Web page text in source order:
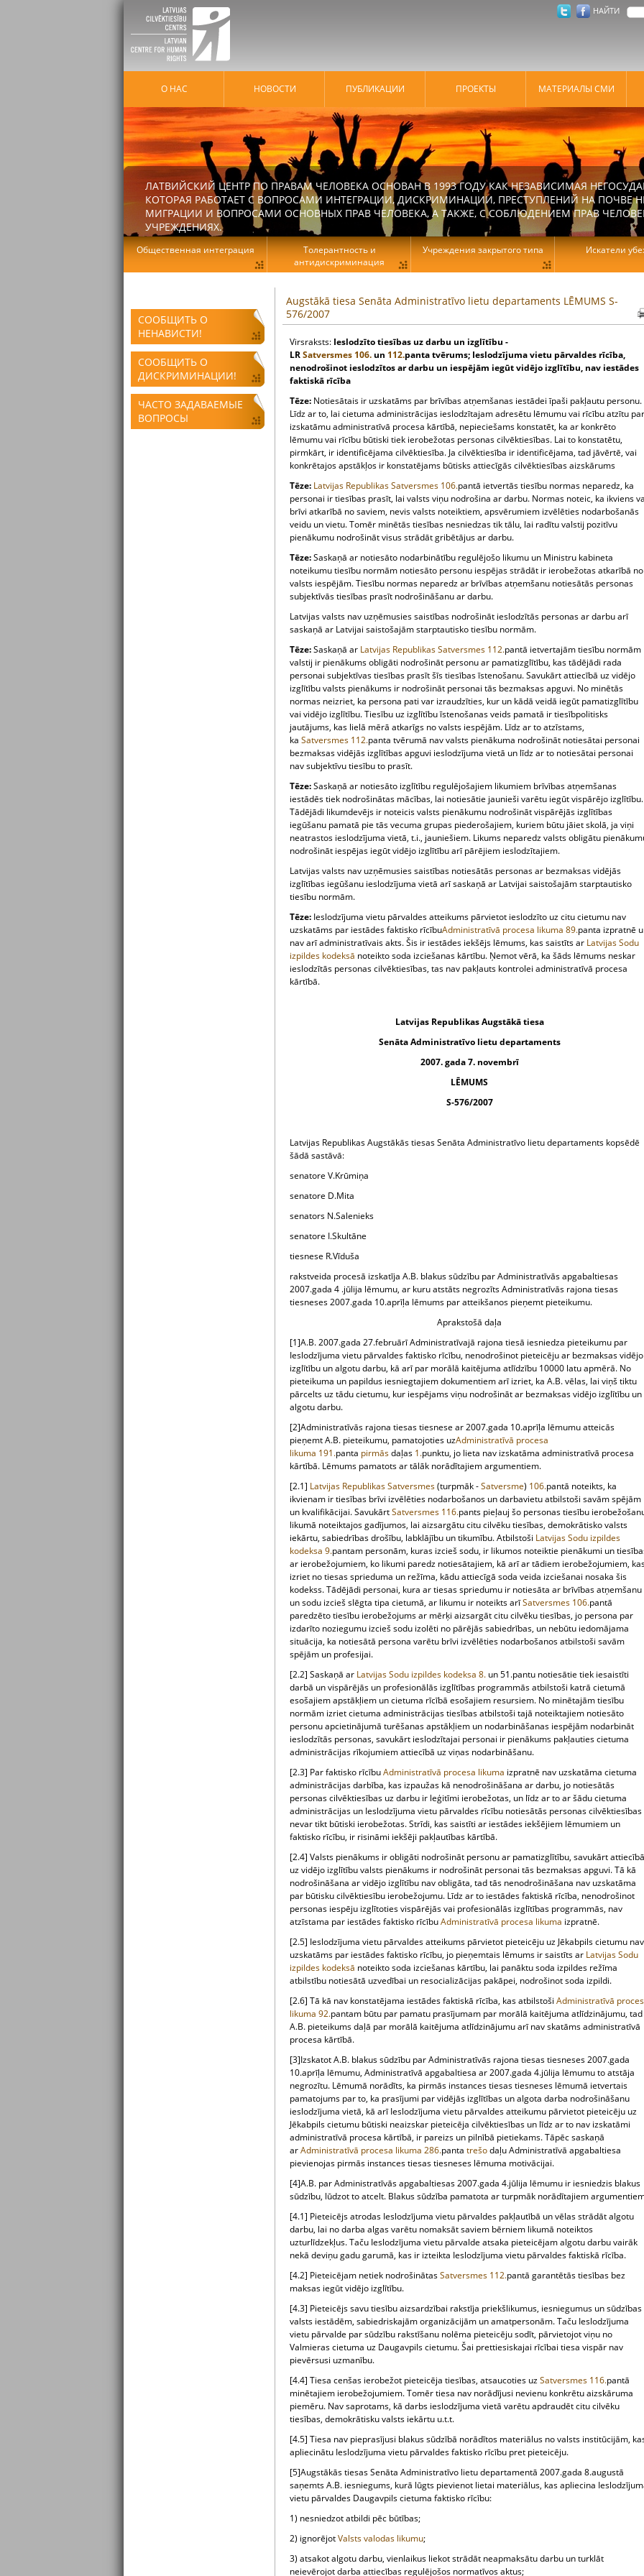
СООБЩИТЬ О
НЕНАВИСТИ!
СООБЩИТЬ О
ДИСКРИМИНАЦИИ!
ЧАСТО ЗАДАВАЕМЫЕ
ВОПРОСЫ
Augstākā tiesa Senāta Administratīvo lietu departaments LĒMUMS S-
576/2007
Virsraksts: Ieslodzīto tiesības uz darbu un izglītību -
LRSatversmes 106.un 112.panta tvērums; Ieslodzījuma vietu pārvaldes rīcība,
nenodrošinot ieslodzītos ar darbu un iespējām iegūt vidējo izglītību, nav iestādes
faktiskā rīcība
Tēze: Notiesātais ir uzskatāms par brīvības atņemšanas iestādei īpaši pakļautu personu.
Līdz ar to, lai cietuma administrācijas ieslodzītajam adresētu lēmumu vai rīcību atzītu par
izskatāmu administratīvā procesa kārtībā, nepieciešams konstatēt, ka ar konkrēto
lēmumu vai rīcību būtiski tiek ierobežotas personas cilvēktiesības. Lai to konstatētu,
pirmkārt, ir identificējama cilvēktiesība. Ja cilvēktiesība ir identificējama, tad jāvērtē, vai
konkrētajos apstākļos ir konstatējams būtisks attiecīgās cilvēktiesības aizskārums
Tēze: Latvijas Republikas Satversmes 106.pantā ietvertās tiesību normas neparedz, ka
personai ir tiesības prasīt, lai valsts viņu nodrošina ar darbu. Normas noteic, ka ikviens
brīvi atkarībā no saviem, nevis valsts noteiktiem, apsvērumiem izvēlēties nodarbošanās
veidu un vietu. Tomēr minētās tiesības nesniedzas tik tālu, lai radītu valstij pozitīvu
pienākumu nodrošināt visus strādāt gribētājus ar darbu.
Tēze:Saskaņā ar notiesāto nodarbinātību regulējošo likumu un Ministru kabineta
noteikumu tiesību normām notiesāto personu iespējas strādāt ir ierobežotas atkarībā no
valsts iespējām. Tiesību normas neparedz ar brīvības atņemšanu notiesātās personas
subjektīvās tiesības prasīt nodrošināšanu ar darbu.
Latvijas valsts nav uzņēmusies saistības nodrošināt ieslodzītās personas ar darbu arī
saskaņā ar Latvijai saistošajām starptautisko tiesību normām.
Tēze:Saskaņā ar Latvijas Republikas Satversmes 112.pantā ietvertajām tiesību normām
valstij ir pienākums obligāti nodrošināt personu ar pamatizglītību, kas tādējādi rada
personai subjektīvas tiesības prasīt šīs tiesības īstenošanu. Savukārt attiecībā uz vidējo
izglītību valsts pienākums ir nodrošināt personai tās bezmaksas apguvi. No minētās
normas neizriet, ka persona pati var izraudzīties, kur un kādā veidā iegūt pamatizglītību
vai vidējo izglītību. Tiesību uz izglītību īstenošanas veids pamatā ir tiesībpolitisks
jautājums, kas lielā mērā atkarīgs no valsts iespējām. Līdz ar to atzīstams,
ka Satversmes 112.panta tvērumā nav valsts pienākuma nodrošināt notiesātai personai
bezmaksas vidējās izglītības apguvi ieslodzījuma vietā un līdz ar to notiesātai personai
nav subjektīvu tiesību to prasīt.
Tēze:Saskaņā ar notiesāto izglītību regulējošajiem likumiem brīvības atņemšanas
iestādēs tiek nodrošinātas mācības, lai notiesātie jaunieši varētu iegūt vispārējo izglītību.
Tādējādi likumdevējs ir noteicis valsts pienākumu nodrošināt vispārējās izglītības
iegūšanu pamatā pie tās vecuma grupas piederošajiem, kuriem būtu jāiet skolā, ja viņi
neatrastos ieslodzījuma vietā, t.i., jauniešiem. Likums neparedz valsts obligātu
nodrošināt iespējas iegūt vidējo izglītību arī pārējiem ieslodzītajiem.
Latvijas valsts nav uzņēmusies saistības notiesātās personas ar bezmaksas vidējās
izglītības iegūšanu ieslodzījuma vietā arī saskaņā ar Latvijai saistošajām starptautisko
tiesību normām.
Tēze: Ieslodzījuma vietu pārvaldes atteikums pārvietot ieslodzīto uz citu cietumu nav
uzskatāms par iestādes faktisko rīcībuAdministratīvā procesa likuma 89.panta izpratnē
nav arī administratīvais akts. Šis ir iestādes iekšējs lēmums, kas saistīts ar Latvijas Sodu
izpildes kodeksā noteikto soda izciešanas kārtību. Ņemot vērā, ka šāds lēmums neskar
ieslodzītās personas cilvēktiesības, tas nav pakļauts kontrolei administratīvā procesa
kārtībā.
Latvijas Republikas Augstākā tiesa
Senāta Administratīvo lietu departaments
2007. gada 7. novembrī
LĒMUMS
S-576/2007
Latvijas Republikas Augstākās tiesas Senāta Administratīvo lietu departaments kopsēdē
šādā sastāvā:
senatore V.Krūmiņa
senatore D.Mita
senators N.Salenieks
senatore I.Skultāne
tiesnese R.Vīduša
rakstveida procesā izskatīja A.B. blakus sūdzību par Administratīvās apgabaltiesas
2007.gada 4 .jūlija lēmumu, ar kuru atstāts negrozīts Administratīvās rajona tiesas
tiesneses 2007.gada 10.aprīļa lēmums par atteikšanos pieņemt pieteikumu.
Aprakstošā daļa
[1]A.B. 2007.gada 27.februārī Administratīvajā rajona tiesā iesniedza pieteikumu par
Ieslodzījuma vietu pārvaldes faktisko rīcību, nenodrošinot pieteicēju ar bezmaksas vidējo
izglītību un algotu darbu, kā arī par morālā kaitējuma atlīdzību 10000 latu apmērā. No
pieteikuma un papildus iesniegtajiem dokumentiem arī izriet, ka A.B. vēlas, lai viņš tiktu
pārcelts uz tādu cietumu, kur iespējams viņu nodrošināt ar bezmaksas vidējo izglītību un
algotu darbu.
[2]Administratīvās rajona tiesas tiesnese ar 2007.gada 10.aprīļa lēmumu atteicās
pieņemt A.B. pieteikumu, pamatojoties uzAdministratīvā procesa
likuma 191.panta pirmāsdaļas 1.punktu, jo lieta nav izskatāma administratīvā procesa
kārtībā. Lēmums pamatots ar tālāk norādītajiem argumentiem.
[2.1] Latvijas Republikas Satversmes(turpmāk -Satversme) 106.pantā noteikts, ka
ikvienam ir tiesības brīvi izvēlēties nodarbošanos un darbavietu atbilstoši savām spējām
un kvalifikācijai. SavukārtSatversmes 116.pants pieļauj šo personas tiesību
likumā noteiktajos gadījumos, lai aizsargātu citu cilvēku tiesības, demokrātisko valsts
iekārtu, sabiedrības drošību, labklājību un tikumību. Atbilstoši Latvijas Sodu izpildes
kodeksa 9.pantam personām, kuras izcieš sodu, ir likumos noteiktie pienākumi un
ar ierobežojumiem, ko likumi paredz notiesātajiem, kā arī ar tādiem ierobežojumiem,
izriet no tiesas sprieduma un režīma, kādu attiecīgā soda veida izciešanai nosaka šis
kodekss. Tādējādi personai, kura ar tiesas spriedumu ir notiesāta ar brīvības atņemšanu
un sodu izcieš slēgta tipa cietumā, ar likumu ir noteikts arīSatversmes 106.pantā
paredzēto tiesību ierobežojums ar mērķi aizsargāt citu cilvēku tiesības, jo persona par
izdarīto noziegumu izcieš sodu izolēti no pārējās sabiedrības, un nebūtu iedomājama
situācija, ka notiesātā persona varētu brīvi izvēlēties nodarbošanos atbilstoši savām
spējām un profesijai.
[2.2] Saskaņā ar Latvijas Sodu izpildes kodeksa 8. un 51.pantu notiesātie tiek iesaistīti
darbā un vispārējās un profesionālās izglītības programmās atbilstoši katrā cietumā
esošajiem apstākļiem un cietuma rīcībā esošajiem resursiem. No minētajām tiesību
normām izriet cietuma administrācijas tiesības atbilstoši tajā noteiktajiem notiesāto
personu apcietinājumā turēšanas apstākļiem un nodarbināšanas iespējām nodarbināt
ieslodzītās personas, savukārt ieslodzītajai personai ir pienākums pakļauties cietuma
administrācijas rīkojumiem attiecībā uz viņas nodarbināšanu.
[2.3] Par faktisko rīcībuAdministratīvā procesa likuma izpratnē nav uzskatāma cietuma
administrācijas darbība, kas izpaužas kā nenodrošināšana ar darbu, jo notiesātās
personas cilvēktiesības uz darbu ir leģitīmi ierobežotas, un līdz ar to ar šādu cietuma
administrācijas un Ieslodzījuma vietu pārvaldes rīcību notiesātās personas cilvēktiesības
nevar tikt būtiski ierobežotas. Strīdi, kas saistīti ar iestādes iekšējiem lēmumiem un
faktisko rīcību, ir risināmi iekšēji pakļautības kārtībā.
[2.4] Valsts pienākums ir obligāti nodrošināt personu ar pamatizglītību, savukārt attiecībā
uz vidējo izglītību valsts pienākums ir nodrošināt personai tās bezmaksas apguvi. Tā kā
nodrošināšana ar vidējo izglītību nav obligāta, tad tās nenodrošināšana nav uzskatāma
par būtisku cilvēktiesību ierobežojumu. Līdz ar to iestādes faktiskā rīcība, nenodrošinot
personas iespēju izglītoties vispārējās vai profesionālās izglītības programmās, nav
atzīstama par iestādes faktisko rīcībuAdministratīvā procesa likuma izpratnē.
[2.5] Ieslodzījuma vietu pārvaldes atteikums pārvietot pieteicēju uz Jēkabpils cietumu nav
uzskatāms par iestādes faktisko rīcību, jo pieņemtais lēmums ir saistīts ar Latvijas Sodu
izpildes kodeksā noteikto soda izciešanas kārtību, lai panāktu soda izpildes režīma
atbilstību notiesātā uzvedībai un resocializācijas pakāpei, nodrošinot soda izpildi.
[2.6] Tā kā nav konstatējama iestādes faktiskā rīcība, kas atbilstoši Administratīvā
likuma 92.pantam būtu par pamatu prasījumam par morālā kaitējuma atlīdzinājumu, tad
A.B. pieteikums daļā par morālā kaitējuma atlīdzinājumu arī nav skatāms administratīvā
procesa kārtībā.
[3]Izskatot A.B. blakus sūdzību par Administratīvās rajona tiesas tiesneses 2007.gada
10.aprīļa lēmumu, Administratīvā apgabaltiesa ar 2007.gada 4.jūlija lēmumu to atstāja
negrozītu. Lēmumā norādīts, ka pirmās instances tiesas tiesneses lēmumā ietvertais
pamatojums par to, ka prasījumi par vidējās izglītības un algota darba nodrošināšanu
ieslodzījuma vietā, kā arī Ieslodzījuma vietu pārvaldes atteikumu pārvietot pieteicēju uz
Jēkabpils cietumu būtiski neaizskar pieteicēja cilvēktiesības un līdz ar to nav izskatāmi
administratīvā procesa kārtībā, ir pareizs un pilnībā pietiekams. Tāpēc saskaņā
arAdministratīvā procesa likuma 286.panta trešodaļu Administratīvā apgabaltiesa
pievienojas pirmās instances tiesas tiesneses lēmuma motivācijai.
[4]A.B. par Administratīvās apgabaltiesas 2007.gada 4.jūlija lēmumu ir iesniedzis blakus
sūdzību, lūdzot to atcelt. Blakus sūdzība pamatota ar turpmāk norādītajiem
[4.1] Pieteicējs atrodas Ieslodzījuma vietu pārvaldes pakļautībā un vēlas strādāt algotu
darbu, lai no darba algas varētu nomaksāt saviem bērniem likumā noteiktos
uzturlīdzekļus. Taču Ieslodzījuma vietu pārvalde atsaka pieteicējam algotu darbu vairāk
nekā deviņu gadu garumā, kas ir izteikta Ieslodzījuma vietu pārvaldes faktiskā rīcība.
[4.2] Pieteicējam netiek nodrošinātasSatversmes 112.pantā garantētās tiesības bez
maksas iegūt vidējo izglītību.
[4.3] Pieteicējs savu tiesību aizsardzībai rakstīja priekšlikumus, iesniegumus un sūdzības
valsts iestādēm, sabiedriskajām organizācijām un amatpersonām. Taču Ieslodzījuma
vietu pārvalde par sūdzību rakstīšanu nolēma pieteicēju sodīt, pārvietojot viņu no
Valmieras cietuma uz Daugavpils cietumu. Šai prettiesiskajai rīcībai tiesa vispār nav
pievērsusi uzmanību.
[4.4] Tiesa cenšas ierobežot pieteicēja tiesības, atsaucoties uzSatversmes 116.pantā
minētajiem ierobežojumiem. Tomēr tiesa nav norādījusi nevienu konkrētu aizskāruma
piemēru. Nav saprotams, kā darbs ieslodzījuma vietā varētu apdraudēt citu cilvēku
tiesības, demokrātisku valsts iekārtu u.t.t.
[4.5] Tiesa nav pieprasījusi blakus sūdzībā norādītos materiālus no valsts institūcijām,
apliecinātu Ieslodzījuma vietu pārvaldes faktisko rīcību pret pieteicēju.
[5]Augstākās tiesas Senāta Administratīvo lietu departamentā 2007.gada 8.augustā
saņemts A.B. iesniegums, kurā lūgts pievienot lietai materiālus, kas apliecina
vietu pārvaldes Daugavpils cietuma faktisko rīcību:
1) nesniedzot atbildi pēc būtības;
2) ignorējotValsts valodas likumu;
3) atsakot algotu darbu, vienlaikus liekot strādāt neapmaksātu darbu un turklāt
neievērojot darba attiecības regulējošos normatīvos aktus;
НАЙТИ
О НАС HОВОСТИ ПУБЛИКАЦИИ ПРОЕКТЫ МАТЕРИАЛЫ СМИ
ЛАТВИЙСКИЙ ЦЕНТР ПО ПРАВАМ ЧЕЛОВЕКА ОСНОВАН В 1993 ГОДУ КАК НЕЗАВИСИМАЯ
КОТОРАЯ РАБОТАЕТ С ВОПРОСАМИ ИНТЕГРАЦИИ, ДИСКРИМИНАЦИИ, ПРЕСТУПЛЕНИЙ НА ПОЧВЕ
МИГРАЦИИ И ВОПРОСАМИ ОСНОВНЫХ ПРАВ ЧЕЛОВЕКА, А ТАКЖЕ, С СОБЛЮДЕНИЕМ ПРАВ
УЧРЕЖДЕНИЯХ.
Общественная интеграция
Толерантность и
антидискриминация
Учреждения закрытого типа Искатели